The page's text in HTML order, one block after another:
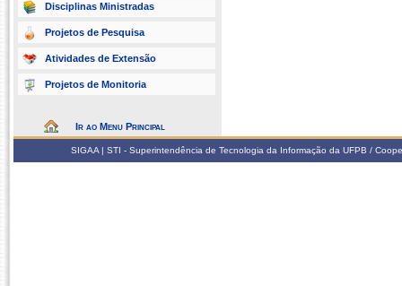
Disciplinas Ministradas
Projetos de Pesquisa
Atividades de Extensão
Projetos de Monitoria
Ir ao Menu Principal
SIGAA | STI - Superintendência de Tecnologia da Informação da UFPB /